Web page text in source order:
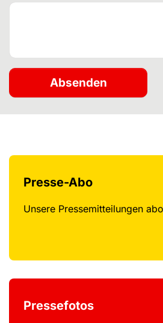
Absenden
Presse-Abo
Unsere Pressemitteilungen
Pressefotos